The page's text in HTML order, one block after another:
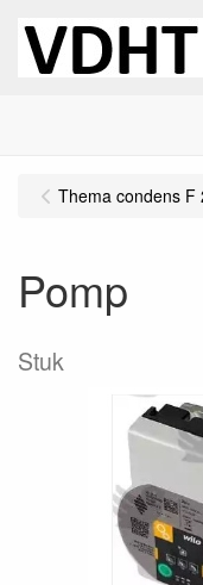
Thema condens F
Pomp
Stuk